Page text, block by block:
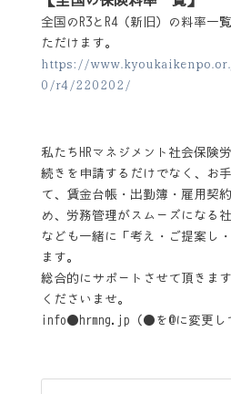
全国のR3とR4（新旧）の料率一
ただけます。
https://
0/r4/220202/
私たちHRマネジメント社会保険
続きを申請するだけでなく、お
て、賃金台帳・出勤簿・雇用契
め、労務管理がスムーズになる
なども一緒に「考え・ご提案し
ます。
総合的にサポートさせて頂きま
くださいませ。
info●hrmng.jp（●を@に変更し